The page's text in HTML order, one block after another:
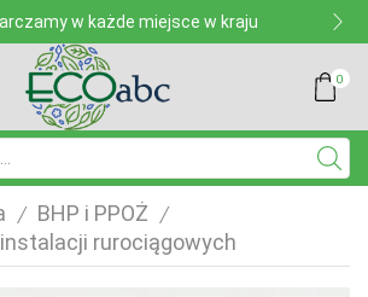
w każde miejsce w kraju
0
/ BHP i PPOŻ /
rurociągowych